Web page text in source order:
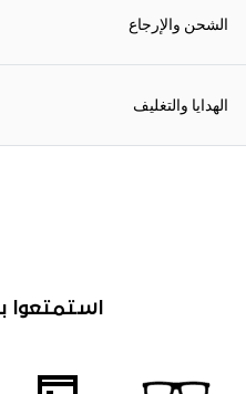
الشحن والإرجاع
الهدايا والتغليف
استمتعوا